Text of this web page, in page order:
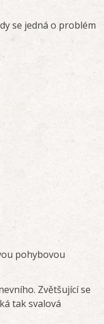
se jedná o problém
pohybovou
Zvětšující se
tak svalová